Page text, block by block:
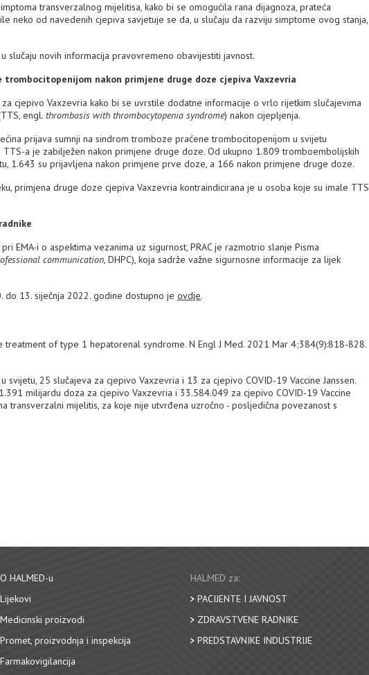
transverzalnog mijelitisa, kako bi se omogućila rana dijagnoza, prateća
neko od navedenih cjepiva savjetuje se da, u slučaju da razviju simptome ovog stanja,
slučaju novih informacija pravovremeno obavijestiti javnost.
nakon primjene druge doze cjepiva Vaxzevria
cjepivo Vaxzevria kako bi se uvrstile dodatne informacije o vrlo rijetkim slučajevima
engl. thrombosis with thrombocytopenia syndrome) nakon cijepljenja.
prijava sumnji na sindrom tromboze praćene trombocitopenijom u svijetu
a je zabilježen nakon primjene druge doze. Od ukupno 1.809 tromboembolijskih
1.643 su prijavljena nakon primjene prve doze, a 166 nakon primjene druge doze.
primjena druge doze cjepiva Vaxzevria kontraindicirana je u osoba koje su imale TTS
EMA-i o aspektima vezanima uz sigurnost, PRAC je razmotrio slanje Pisma
communication, DHPC), koja sadrže važne sigurnosne informacije za lijek
do 13. siječnja 2022. godine dostupno je ovdje.
treatment of type 1 hepatorenal syndrome. N Engl J Med. 2021 Mar 4;384(9):818-828.
25 slučajeva za cjepivo Vaxzevria i 13 za cjepivo COVID-19 Vaccine Janssen.
milijardu doza za cjepivo Vaxzevria i 33.584.049 za cjepivo COVID-19 Vaccine
transverzalni mijelitis, za koje nije utvrđena uzročno - posljedična povezanost s
O HALMED-u
Lijekovi
Medicinski proizvodi
Promet, proizvodnja i inspekcija
Farmakovigilancija
HALMED za:
PACIJENTE I JAVNOST
ZDRAVSTVENE RADNIKE
PREDSTAVNIKE INDUSTRIJE